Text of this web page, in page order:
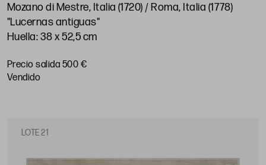
Mozano di Mestre, Italia (1720) / Roma, Italia (1778)
"Lucernas antiguas"
Huella: 38 x 52,5 cm
Precio salida 500 €
vendido
LOTE 21